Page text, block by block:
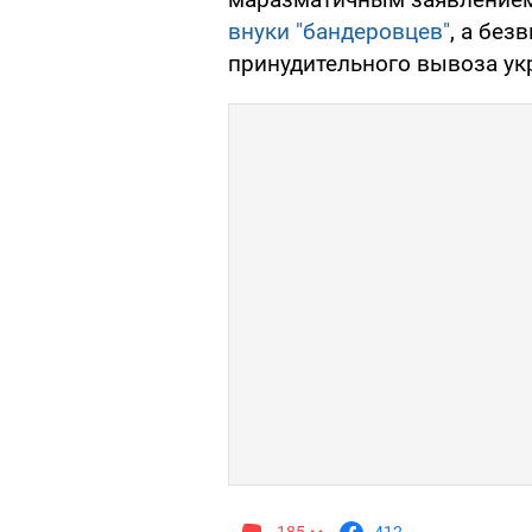
внуки "бандеровцев", а
принудительного вывоза